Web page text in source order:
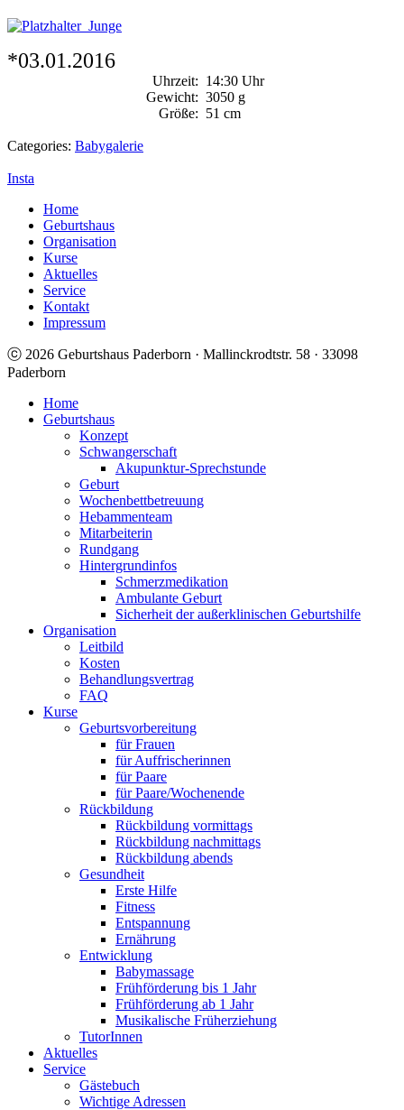
*03.01.2016
Uhrzeit: 14:30 Uhr
Gewicht: 3050 g
Größe: 51 cm
Categories: Babygalerie
Insta
Home
Geburtshaus
Organisation
Kurse
Aktuelles
Service
Kontakt
Impressum
ⓒ 2026 Geburtshaus Paderborn · Mallinckrodtstr. 58 · 33098
Paderborn
Home
Geburtshaus
Konzept
Schwangerschaft
Akupunktur-Sprechstunde
Geburt
Wochenbettbetreuung
Hebammenteam
Mitarbeiterin
Rundgang
Hintergrundinfos
Schmerzmedikation
Ambulante Geburt
Sicherheit der außerklinischen Geburtshilfe
Organisation
Leitbild
Kosten
Behandlungsvertrag
FAQ
Kurse
Geburtsvorbereitung
für Frauen
für Auffrischerinnen
für Paare
für Paare/Wochenende
Rückbildung
Rückbildung vormittags
Rückbildung nachmittags
Rückbildung abends
Gesundheit
Erste Hilfe
Fitness
Entspannung
Ernährung
Entwicklung
Babymassage
Frühförderung bis 1 Jahr
Frühförderung ab 1 Jahr
Musikalische Früherziehung
TutorInnen
Aktuelles
Service
Gästebuch
Wichtige Adressen